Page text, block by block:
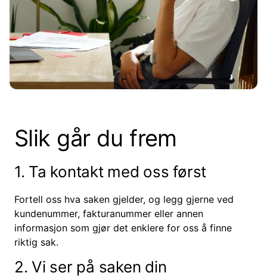
Slik går du frem
1. Ta kontakt med oss først
Fortell oss hva saken gjelder, og legg gjerne ved
kundenummer, fakturanummer eller annen
informasjon som gjør det enklere for oss å finne
riktig sak.
2. Vi ser på saken din